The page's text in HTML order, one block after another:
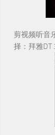
剪视频听音
择：拜雅DT